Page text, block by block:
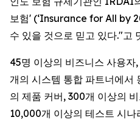
보험' (‘Insurance for All by
수 있을 것으로 믿고 있다."고
45명 이상의 비즈니스 사용
개의 시스템 통합 파트너에서
의 제품 커버, 300개 이상의
10,000개 이상의 테스트 시